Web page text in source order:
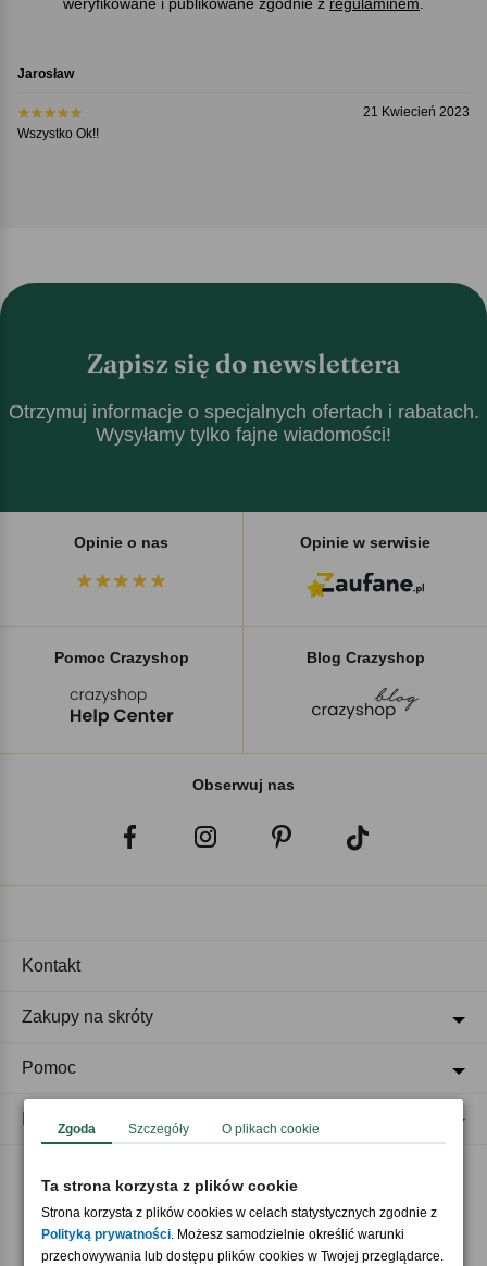
Jarosław
21 Kwiecień 2023
Wszystko Ok!!
Zapisz się do newslettera
Otrzymuj informacje o specjalnych ofertach i rabatach.
Wysyłamy tylko fajne wiadomości!
Opinie o nas Opinie w serwisie
Pomoc Crazyshop Blog Crazyshop
Obserwuj nas
Akceptujemy płatności
Kontakt
Zakupy na skróty
Pomoc
Zgoda Szczegóły O plikach cookie
Ta strona korzysta z plików cookie
Strona korzysta z plików cookies w celach statystycznych zgodnie z
Polityką prywatności. Możesz samodzielnie określić warunki
przechowywania lub dostępu plików cookies w Twojej przeglądarce.